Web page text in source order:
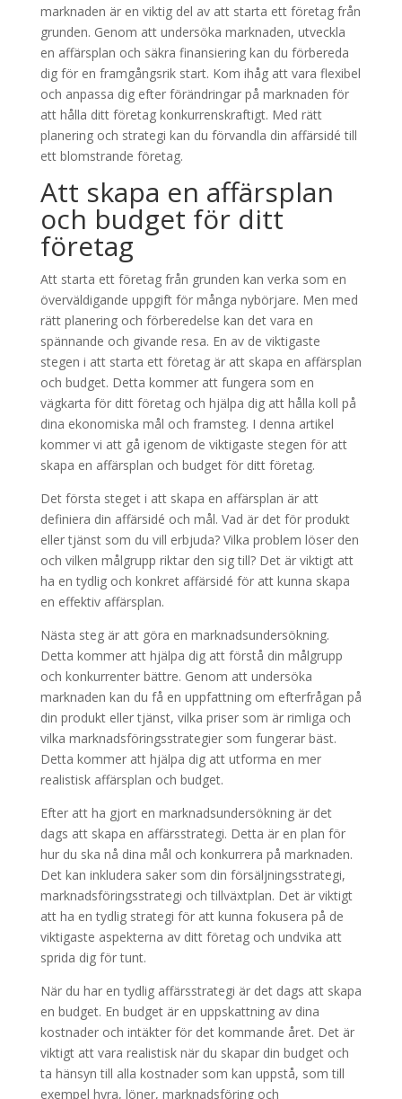
marknaden är en viktig del av att starta ett företag från
grunden. Genom att undersöka marknaden, utveckla
en affärsplan och säkra finansiering kan du förbereda
dig för en framgångsrik start. Kom ihåg att vara flexibel
och anpassa dig efter förändringar på marknaden för
att hålla ditt företag konkurrenskraftigt. Med rätt
planering och strategi kan du förvandla din affärsidé till
ett blomstrande företag.
Att skapa en affärsplan
och budget för ditt
företag
Att starta ett företag från grunden kan verka som en
överväldigande uppgift för många nybörjare. Men med
rätt planering och förberedelse kan det vara en
spännande och givande resa. En av de viktigaste
stegen i att starta ett företag är att skapa en affärsplan
och budget. Detta kommer att fungera som en
vägkarta för ditt företag och hjälpa dig att hålla koll på
dina ekonomiska mål och framsteg. I denna artikel
kommer vi att gå igenom de viktigaste stegen för att
skapa en affärsplan och budget för ditt företag.
Det första steget i att skapa en affärsplan är att
definiera din affärsidé och mål. Vad är det för produkt
eller tjänst som du vill erbjuda? Vilka problem löser den
och vilken målgrupp riktar den sig till? Det är viktigt att
ha en tydlig och konkret affärsidé för att kunna skapa
en effektiv affärsplan.
Nästa steg är att göra en marknadsundersökning.
Detta kommer att hjälpa dig att förstå din målgrupp
och konkurrenter bättre. Genom att undersöka
marknaden kan du få en uppfattning om efterfrågan på
din produkt eller tjänst, vilka priser som är rimliga och
vilka marknadsföringsstrategier som fungerar bäst.
Detta kommer att hjälpa dig att utforma en mer
realistisk affärsplan och budget.
Efter att ha gjort en marknadsundersökning är det
dags att skapa en affärsstrategi. Detta är en plan för
hur du ska nå dina mål och konkurrera på marknaden.
Det kan inkludera saker som din försäljningsstrategi,
marknadsföringsstrategi och tillväxtplan. Det är viktigt
att ha en tydlig strategi för att kunna fokusera på de
viktigaste aspekterna av ditt företag och undvika att
sprida dig för tunt.
När du har en tydlig affärsstrategi är det dags att skapa
en budget. En budget är en uppskattning av dina
kostnader och intäkter för det kommande året. Det är
viktigt att vara realistisk när du skapar din budget och
ta hänsyn till alla kostnader som kan uppstå, som till
exempel hyra, löner, marknadsföring och